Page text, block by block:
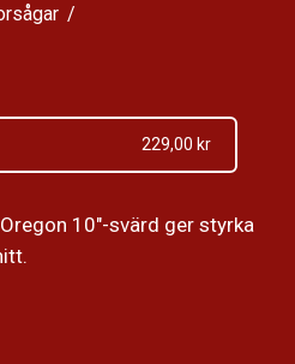
229,00 kr
10"-svärd ger styrka